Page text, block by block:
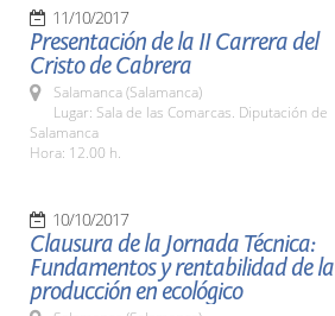
11/10/2017
Presentación de la II Carrera del
Cristo de Cabrera
Salamanca (Salamanca)
Lugar: Sala de las Comarcas. Diputación de
Salamanca
Hora: 12.00 h.
10/10/2017
Clausura de la Jornada Técnica:
Fundamentos y rentabilidad de la
producción en ecológico